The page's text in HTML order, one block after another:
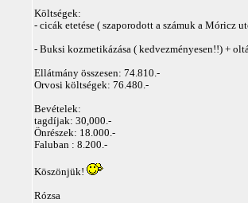
Költségek:
- cicák etetése ( szaporodott a számuk a Móricz
- Buksi kozmetikázása ( kedvezményesen!!) +
Ellátmány összesen: 74.810.-
Orvosi költségek: 76.480.-
Bevételek:
tagdíjak: 30,000.-
Önrészek: 18.000.-
Faluban : 8.200.-
Köszönjük!
Rózsa